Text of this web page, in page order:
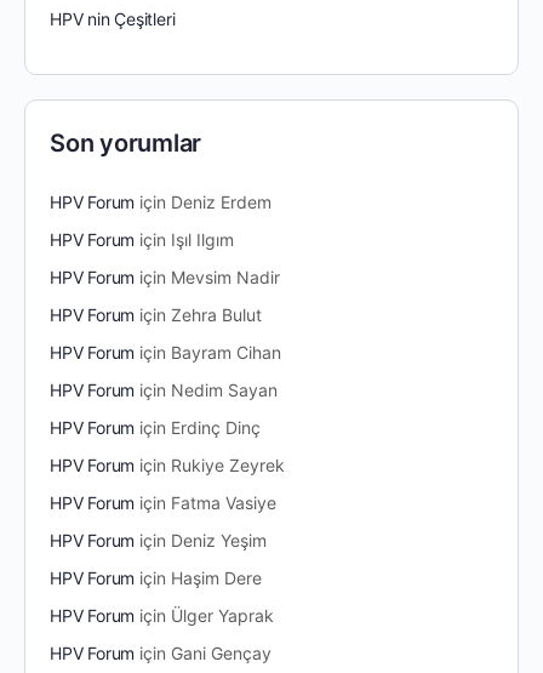
HPV nin Çeşitleri
Son yorumlar
HPV Forum için Deniz Erdem
HPV Forum için Işıl Ilgım
HPV Forum için Mevsim Nadir
HPV Forum içinZehra Bulut
HPV Forum için Bayram Cihan
HPV Forum için Nedim Sayan
HPV Forum için Erdinç Dinç
HPV Forum için Rukiye Zeyrek
HPV Forum için Fatma Vasiye
HPV Forum için Deniz Yeşim
HPV Forum için Haşim Dere
HPV Forum için Ülger Yaprak
HPV Forum için Gani Gençay